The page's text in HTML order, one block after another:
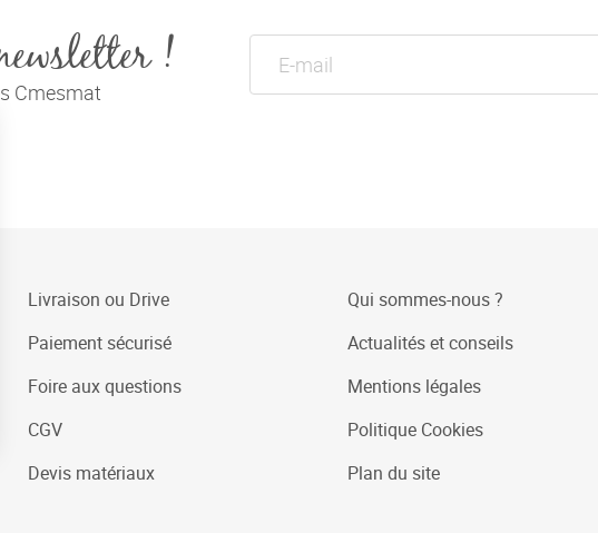
!
Cmesmat
Livraison ou Drive
Paiement sécurisé
Foire aux questions
CGV
Devis matériaux
Qui sommes-nous ?
Actualités et conseils
Mentions légales
Politique Cookies
Plan du site